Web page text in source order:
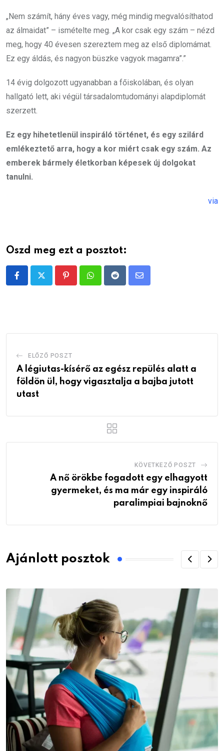
„Nem számít, hány éves vagy, még mindig megvalósíthatod
az álmaidat” – ismételte meg. „A kor csak egy szám – nézd
meg, hogy 40 évesen szereztem meg az első diplomámat.
Ez egy áldás, és nagyon büszke vagyok magamra”.”
14 évig dolgozott ugyanabban a főiskolában, és olyan
hallgató lett, aki végül társadalomtudományi alapdiplomát
szerzett.
Ez egy hihetetlenül inspiráló történet, és egy szilárd
emlékeztető arra, hogy a kor miért csak egy szám. Az
emberek bármely életkorban képesek új dolgokat
tanulni.
via
Oszd meg ezt a posztot:
PinterestWhatsappRedditShare
ELŐZŐ POSZT
A légiutas-kísérő az egész repülés alatt a
földön ül, hogy vigasztalja a bajba jutott
utast
KÖVETKEZŐ POSZT
A nő örökbe fogadott egy elhagyott
gyermeket, és ma már egy inspiráló
paralimpiai bajnoknő
Ajánlott posztok